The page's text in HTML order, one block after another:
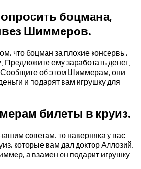
боцмана,
Шиммеров.
что боцман за плохие консервы,
Предложите ему заработать денег.
Сообщите об этом Шиммерам, они
и подарят вам игрушку для
билеты в круиз.
советам, то наверняка у вас
которые вам дал доктор Аллозий.
а взамен он подарит игрушку